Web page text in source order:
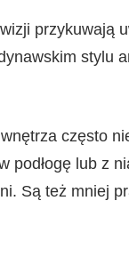
przykuwają
stylu
często
podłogę lub z
Są też mniej